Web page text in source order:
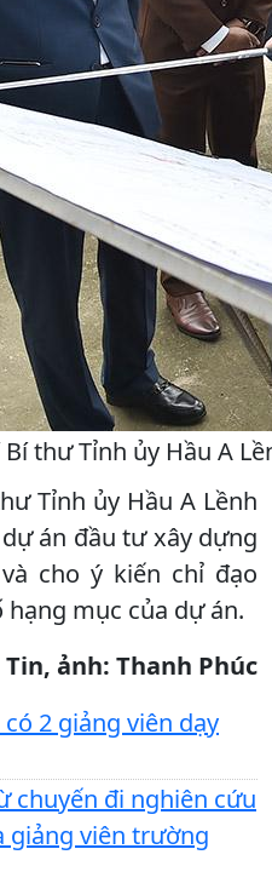
thư Tỉnh ủy Hầu A
Tỉnh ủy Hầu A Lềnh
án đầu tư xây dựng
cho ý kiến chỉ đạo
mục của dự án.
Tin, ảnh: Thanh Phúc
2 giảng viên dạy
chuyến đi nghiên cứu
giảng viên trường